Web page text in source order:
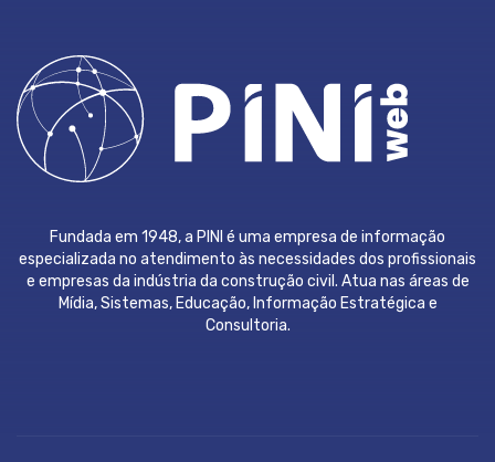
Fundada em 1948, a PINI é uma empresa de informação
especializada no atendimento às necessidades dos profissionais
e empresas da indústria da construção civil. Atua nas áreas de
Mídia, Sistemas, Educação, Informação Estratégica e
Consultoria.